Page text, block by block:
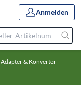
Anmelden
Adapter & Konverter